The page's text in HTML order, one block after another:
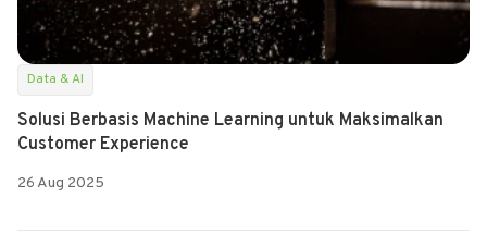
Data & AI
Solusi Berbasis Machine Learning untuk Maksimalkan
Customer Experience
26 Aug 2025